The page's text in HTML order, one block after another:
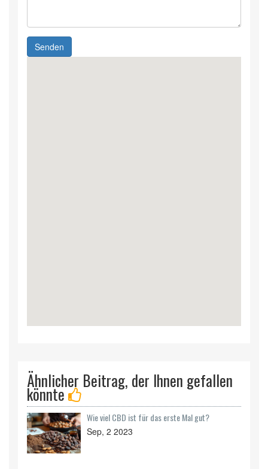
Senden
Ähnlicher Beitrag, der Ihnen gefallen
könnte
Wie viel CBD ist für das erste Mal gut?
Sep, 2 2023